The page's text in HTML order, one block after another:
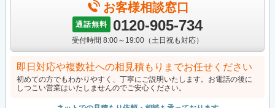
お客様相談窓口
通話無料 0120-905-734
受付時間 8:00～19:00（土日祝も対応）
即日対応や複数社への相見積もりまでお任せください
初めての方でもわかりやすく、丁寧にご説明いたします。お電話の後に
しつこい営業はいたしませんのでご安心ください。